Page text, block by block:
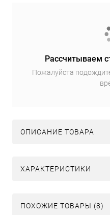
Рассчитываем
Пожалуйста
ОПИСАНИЕ ТОВАРА
ХАРАКТЕРИСТИКИ
ПОХОЖИЕ ТОВАРЫ (8)